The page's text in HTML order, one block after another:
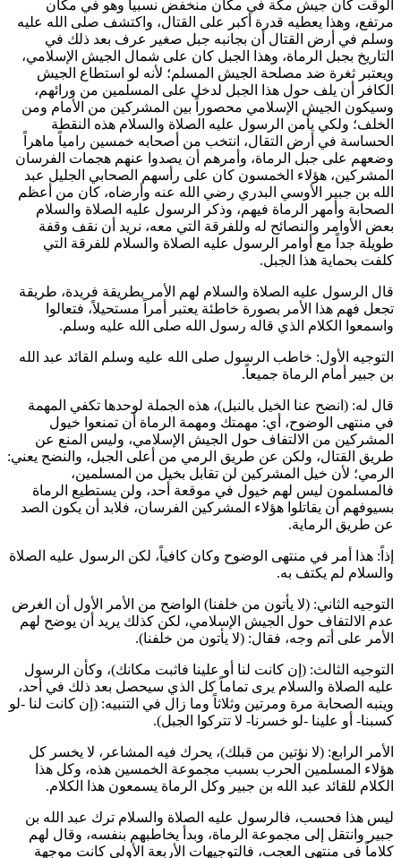
الوقت كان جيش مكة في مكان منخفض نسبياً وهو في مكان
مرتفع، وهذا يعطيه قدرة أكبر على القتال، واكتشف صلى الله عليه
وسلم في أرض القتال أن بجانبه جبل صغير عرف بعد ذلك في
التاريخ بجبل الرماة، وهذا الجبل كان على شمال الجيش الإسلامي،
ويعتبر ثغرة ضد مصلحة الجيش المسلم؛ لأنه لو استطاع الجيش
الكافر أن يلف حول هذا الجبل لدخل على المسلمين من ورائهم،
وسيكون الجيش الإسلامي محصوراً بين المشركين من الأمام ومن
الخلف؛ ولكي يأمن الرسول عليه الصلاة والسلام هذه النقطة
الحساسة في أرض التقال، انتخب من أصحابه خمسين رامياً ماهراً
وضعهم على جبل الرماة، وأمرهم أن يصدوا عنهم هجمات الفرسان
المشركين، هؤلاء الخمسون كان على رأسهم الصحابي الجليل عبد
الله بن جبير الأوسي البدري رضي الله عنه وأرضاه، كان من أعظم
الصحابة وأمهر الرماة فيهم، وذكر الرسول عليه الصلاة والسلام
بعض الأوامر والنصائح له وللفرقة التي معه، نريد أن نقف وقفة
طويلة جداً مع أوامر الرسول عليه الصلاة والسلام للفرقة التي
كلفت بحماية هذا الجبل.
قال الرسول عليه الصلاة والسلام لهم الأمر بطريقة فريدة، طريقة
تجعل فهم هذا الأمر بصورة خاطئة يعتبر أمراً مستحيلاً، فتعالوا
واسمعوا الكلام الذي قاله رسول الله صلى الله عليه وسلم.
التوجيه الأول: خاطب الرسول صلى الله عليه وسلم القائد عبد الله
بن جبير
أمام الرماة جميعاً.
قال له: ( انضح عنا الخيل بالنبل)، هذه الجملة لوحدها تكفي المهمة
في منتهى الوضوح، أي: مهمتك ومهمة الرماة أن تمنعوا خيول
المشركين من الالتفاف حول الجيش الإسلامي، وليس المنع عن
طريق القتال، ولكن عن طريق الرمي من أعلى الجبل، والنضح يعني:
الرمي؛ لأن خيل المشركين لن تقابل بخيل من المسلمين،
فالمسلمون ليس لهم خيول في موقعة أحد، ولن يستطيع الرماة
بسيوفهم أن يقاتلوا هؤلاء المشركين الفرسان، فلابد أن يكون الصد
عن طريق الرماية.
إذاً: هذا أمر في منتهى الوضوح وكان كافياً، لكن الرسول عليه الصلاة
والسلام لم يكتف به.
التوجيه الثاني: (لا يأتون من خلفنا) الواضح من الأمر الأول أن الغرض
عدم الالتفاف حول الجيش الإسلامي، لكن كذلك يريد أن يوضح لهم
الأمر على أتم وجه، فقال: (لا يأتون من خلفنا).
التوجيه الثالث: ( إن كانت لنا أو علينا فاثبت مكانك)، وكأن الرسول
عليه الصلاة والسلام يرى تماماً كل الذي سيحصل بعد ذلك في أحد،
وينبه الصحابة مرة ومرتين وثلاثاً وما زال في التنبيه: (إن كانت لنا -لو
كسبنا- أو علينا -لو خسرنا- لا تتركوا الجبل).
الأمر الرابع: (لا نؤتين من قبلك)، يحرك فيه المشاعر، لا يخسر كل
هؤلاء المسلمين الحرب بسبب مجموعة الخمسين هذه، وكل هذا
الكلام للقائد عبد الله بن جبير وكل الرماة يسمعون هذا الكلام.
ليس هذا فحسب، فالرسول عليه الصلاة والسلام ترك عبد الله بن
جبير وانتقل إلى مجموعة الرماة، وبدأ يخاطبهم بنفسه، وقال لهم
كلاماً في منتهى العجب، فالتوجيهات الأربعة الأولى كانت موجهة